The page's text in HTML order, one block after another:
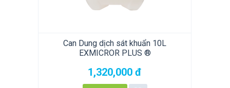
Can Dung dịch sát khuẩn 10L
EXMICROR PLUS ®
1,320,000 đ